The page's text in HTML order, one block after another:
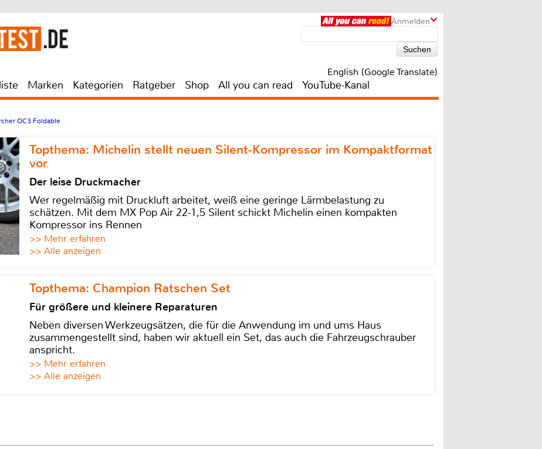
Anmelden
English (Google Translate)
Marken Kategorien Ratgeber Shop All you can read YouTube-Kanal
OC3 Foldable
Topthema: Michelin stellt neuen Silent-Kompressor im Kompaktformat
vor
Der leise Druckmacher
Wer regelmäßig mit Druckluft arbeitet, weiß eine geringe Lärmbelastung zu
schätzen. Mit dem MX Pop Air 22-1,5 Silent schickt Michelin einen kompakten
Kompressor ins Rennen
>> Mehr erfahren
>> Alle anzeigen
Topthema: Champion Ratschen Set
Für größere und kleinere Reparaturen
Neben diversen Werkzeugsätzen, die für die Anwendung im und ums Haus
zusammengestellt sind, haben wir aktuell ein Set, das auch die Fahrzeugschrauber
anspricht.
>> Mehr erfahren
>> Alle anzeigen